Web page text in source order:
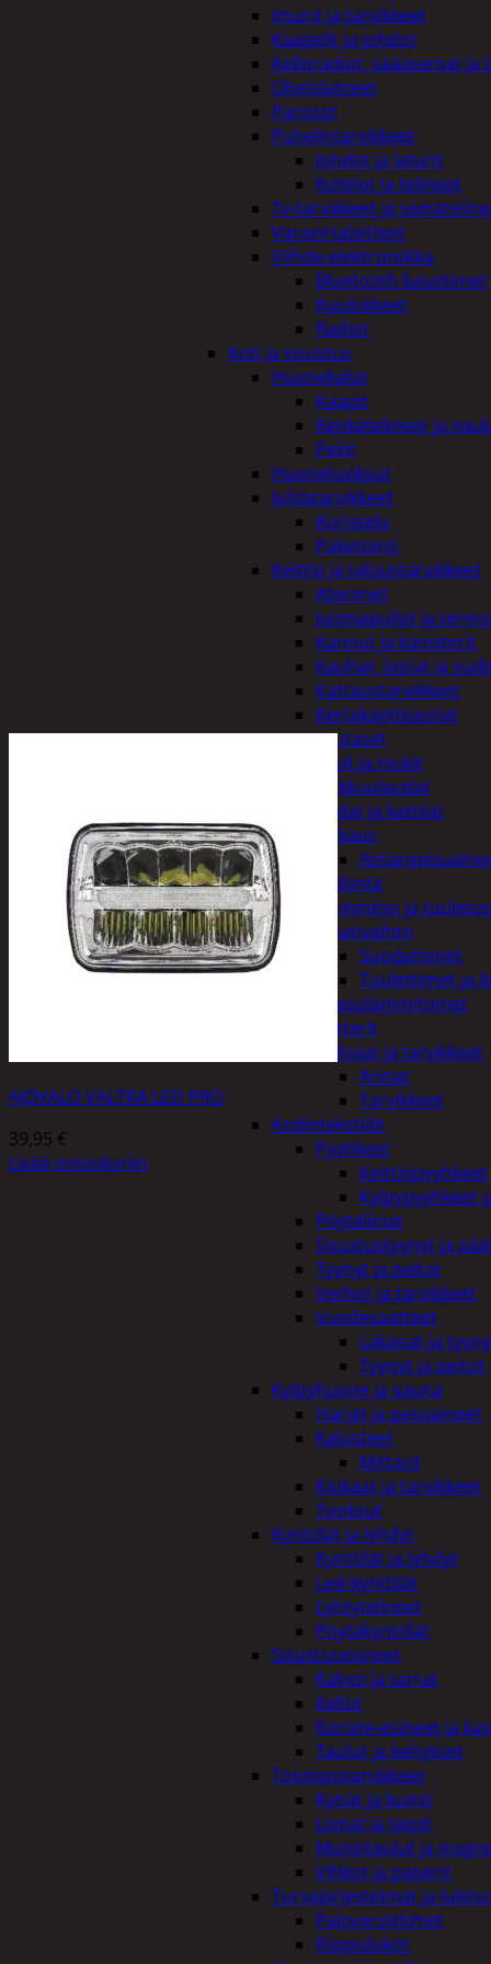
Imurit ja tarvikkeet
Kaapelit ja johdot
Kelloradiot, sääasemat
Oheislaitteet
Paristot
Puhelintarvikkeet
Johdot ja laturit
Kotelot ja telineet
Tv-tarvikkeet ja
Varavirtalaitteet
Viihde-elektroniikka
Bluetooth kaiuttimet
Kuulokkeet
Radiot
Koti ja sisustus
Huonekalut
Kaapit
Kenkätelineet ja
Peilit
Huonetuoksut
Juhlatarvikkeet
Koristelu
Paketointi
Keittiö ja taloustarvikkeet
Aterimet
Juomapullot ja
Kannut ja kanisterit
Kauhat, lastat ja
Kattaustarvikkeet
Kertakäyttöastiat
Lautaset
Lasit ja mukit
Leikkuulaudat
Padat ja kattilat
Tiskaus
Säilöntä
Kodin lämmitys ja tuuletus
Ilmanvaihto
Suodattimet
Tuulettimet ja
Kaasulämmittimet
Patterit
Tulisijat ja tarvikkeet
Arinat
Tarvikkeet
Kodintekstiilit
Pyyhkeet
Keittiöpyyhkeet
Kylpypyyhkeet
Pöytäliinat
Sisustustyynyt ja
Tyynyt ja peitot
Verhot ja tarvikkeet
Vuodevaatteet
Lakanat ja
Tyynyt ja peitot
Kylpyhuone ja sauna
Harjat ja pesuaineet
Kalusteet
Mittarit
Kiukaat ja tarvikkeet
Tuoksut
Kynttilät ja lyhdyt
Kynttilät ja lyhdyt
Led-kynttilät
Lyhtytelineet
Pöytäkynttilät
Sisustusesineet
Kalvot ja tarrat
Kellot
Koriste-esineet ja
Taulut ja kehykset
Toimistotarvikkeet
Kynät ja kumit
Liimat ja teipit
Muistitaulut ja
Vihkot ja paperit
Turvajärjestelmät ja
Palovaroittimet
Riippulukot
AJOVALO VALTRA LED PRO
39,95 €
Lisää ostoskoriin